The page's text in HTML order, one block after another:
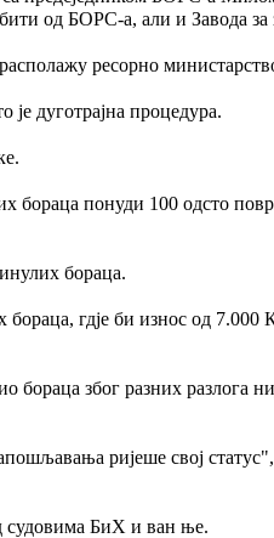
од БОРС-а, али и Завода
ресорно
дуготрајна процедура.
бораца понуди 100 одсто
бораца.
бораца, гдје би износ од
бораца због разних разлога
ријеше свој статус",
судовима БиХ и ван ње.